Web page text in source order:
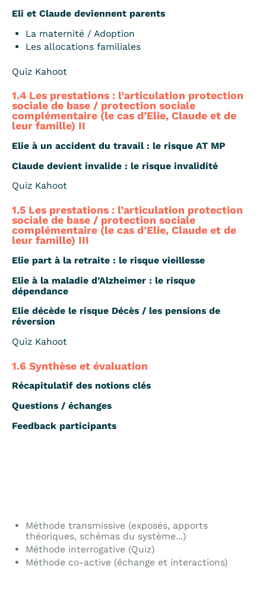
Eli et Claude deviennent parents
La maternité / Adoption
Les allocations familiales
Quiz Kahoot
1.4 Les prestations : l’articulation protection
sociale de base / protection sociale
complémentaire (le cas d’Elie, Claude et de
leur famille) II
Elie à un accident du travail : le risque AT MP
Claude devient invalide : le risque invalidité
Quiz Kahoot
1.5 Les prestations : l’articulation protection
sociale de base / protection sociale
complémentaire (le cas d’Elie, Claude et de
leur famille) III
Elie part à la retraite : le risque vieillesse
Elie à la maladie d’Alzheimer : le risque
dépendance
Elie décède le risque Décès / les pensions de
réversion
Quiz Kahoot
1.6 Synthèse et évaluation
Récapitulatif des notions clés
Questions / échanges
Feedback participants
Méthode transmissive (exposés, apports
théoriques, schémas du système...)
Méthode interrogative (Quiz)
Méthode co-active (échange et interactions)